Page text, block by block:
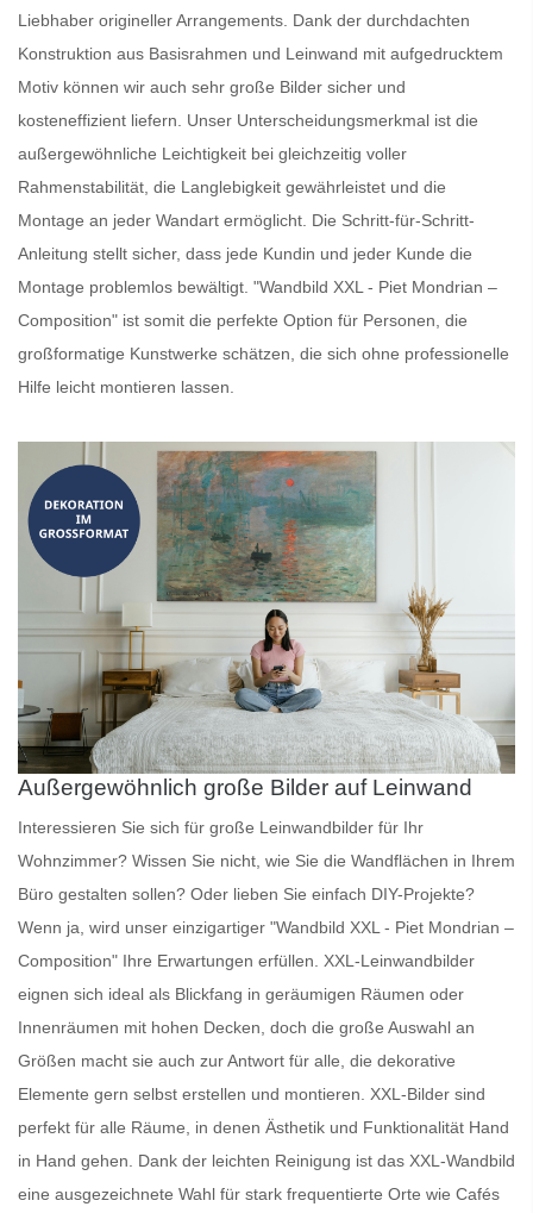
Liebhaber origineller Arrangements. Dank der durchdachten
Konstruktion aus Basisrahmen und Leinwand mit aufgedrucktem
Motiv können wir auch sehr große Bilder sicher und
kosteneffizient liefern. Unser Unterscheidungsmerkmal ist die
außergewöhnliche Leichtigkeit bei gleichzeitig voller
Rahmenstabilität, die Langlebigkeit gewährleistet und die
Montage an jeder Wandart ermöglicht. Die Schritt-für-Schritt-
Anleitung stellt sicher, dass jede Kundin und jeder Kunde die
Montage problemlos bewältigt. "Wandbild XXL - Piet Mondrian –
Composition" ist somit die perfekte Option für Personen, die
großformatige Kunstwerke schätzen, die sich ohne professionelle
Hilfe leicht montieren lassen.
Außergewöhnlich große Bilder auf Leinwand
Interessieren Sie sich für große Leinwandbilder für Ihr
Wohnzimmer? Wissen Sie nicht, wie Sie die Wandflächen in Ihrem
Büro gestalten sollen? Oder lieben Sie einfach DIY-Projekte?
Wenn ja, wird unser einzigartiger "Wandbild XXL - Piet Mondrian –
Composition" Ihre Erwartungen erfüllen. XXL-Leinwandbilder
eignen sich ideal als Blickfang in geräumigen Räumen oder
Innenräumen mit hohen Decken, doch die große Auswahl an
Größen macht sie auch zur Antwort für alle, die dekorative
Elemente gern selbst erstellen und montieren. XXL-Bilder sind
perfekt für alle Räume, in denen Ästhetik und Funktionalität Hand
in Hand gehen. Dank der leichten Reinigung ist das XXL-Wandbild
eine ausgezeichnete Wahl für stark frequentierte Orte wie Cafés